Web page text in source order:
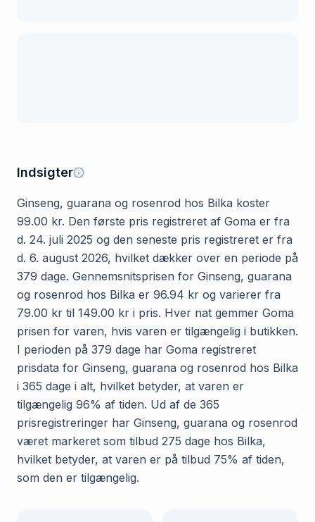
Indsigter
Ginseng, guarana og rosenrod hos Bilka koster
99.00 kr. Den første pris registreret af Goma er fra
d. 24. juli 2025 og den seneste pris registreret er fra
d. 6. august 2026, hvilket dækker over en periode på
379 dage. Gennemsnitsprisen for Ginseng, guarana
og rosenrod hos Bilka er 96.94 kr og varierer fra
79.00 kr til 149.00 kr i pris. Hver nat gemmer Goma
prisen for varen, hvis varen er tilgængelig i butikken.
I perioden på 379 dage har Goma registreret
prisdata for Ginseng, guarana og rosenrod hos Bilka
i 365 dage i alt, hvilket betyder, at varen er
tilgængelig 96% af tiden. Ud af de 365
prisregistreringer har Ginseng, guarana og rosenrod
været markeret som tilbud 275 dage hos Bilka,
hvilket betyder, at varen er på tilbud 75% af tiden,
som den er tilgængelig.